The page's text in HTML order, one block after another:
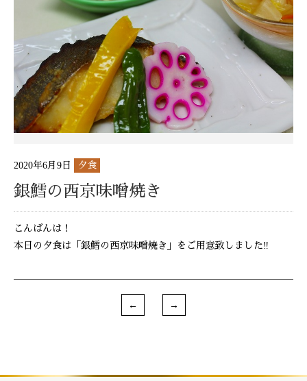
2020年6月9日 夕食
銀鱈の西京味噌焼き
こんばんは！
本日の夕食は「銀鱈の西京味噌焼き」をご用意致しました‼